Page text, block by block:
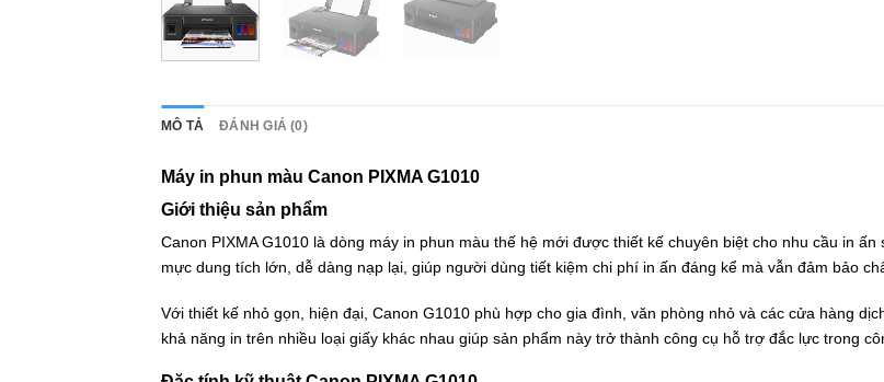
MÔ TẢ ĐÁNH GIÁ (0)
Máy in phun màu Canon PIXMA G1010
Giới thiệu sản phẩm
Canon PIXMA G1010 là dòng máy in phun màu thế hệ mới được thiết kế chuyên biệt cho nhu cầu in
mực dung tích lớn, dễ dàng nạp lại, giúp người dùng tiết kiệm chi phí in ấn đáng kể mà vẫn đảm bảo
Với thiết kế nhỏ gọn, hiện đại, Canon G1010 phù hợp cho gia đình, văn phòng nhỏ và các cửa hàng
khả năng in trên nhiều loại giấy khác nhau giúp sản phẩm này trở thành công cụ hỗ trợ đắc lực trong